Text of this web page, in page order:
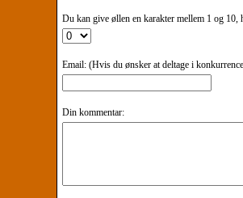
Du kan give øllen en karakter mellem 1 og 10,
Email: (Hvis du ønsker at deltage i
Din kommentar: